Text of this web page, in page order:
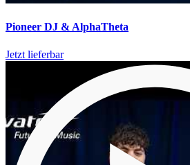
Pioneer DJ & AlphaTheta
Jetzt lieferbar